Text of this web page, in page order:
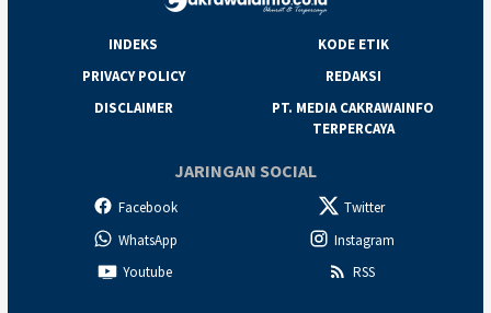
INDEKS
KODE ETIK
PRIVACY POLICY
REDAKSI
DISCLAIMER
PT. MEDIA CAKRAWAINFO
TERPERCAYA
JARINGAN SOCIAL
Facebook
Twitter
WhatsApp
Instagram
Youtube
RSS